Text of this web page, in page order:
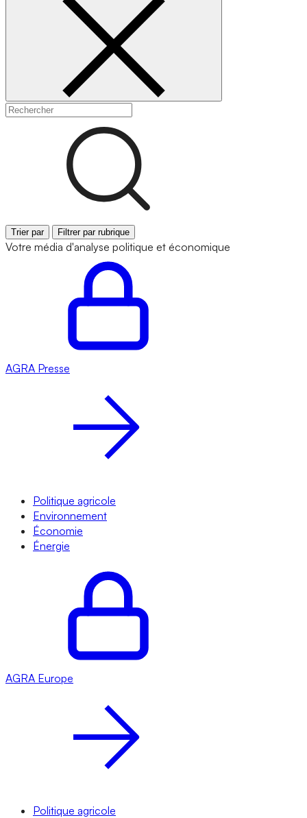
Trier par Filtrer par rubrique
Votre média d'analyse politique et économique
AGRA Presse
Politique agricole
Environnement
Économie
Énergie
AGRA Europe
Politique agricole